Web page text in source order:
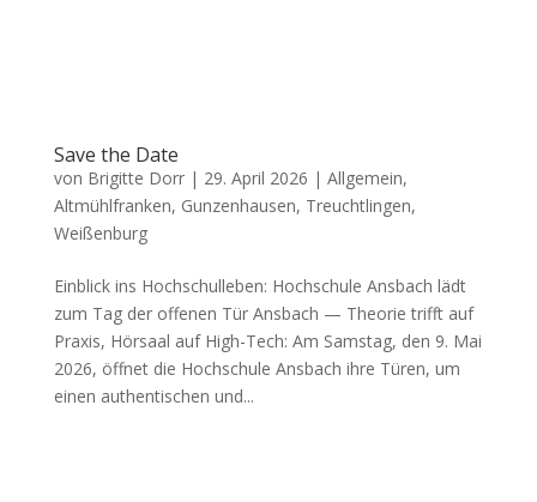
Save the Date
von Brigitte Dorr| 29. April 2026 | Allgemein,
Altmühlfranken, Gunzenhausen, Treuchtlingen,
Weißenburg
Ein­blick ins Hoch­schul­le­ben: Hoch­schu­le Ans­bach lädt
zum Tag der offe­nen Tür Ans­bach — Theo­rie trifft auf
Pra­xis, Hör­saal auf High-Tech: Am Sams­tag, den 9. Mai
2026, öff­net die Hoch­schu­le Ans­bach ihre Türen, um
einen authen­ti­schen und...